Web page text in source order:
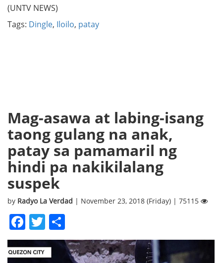
(UNTV NEWS)
Tags: Dingle, Iloilo, patay
Mag-asawa at labing-isang
taong gulang na anak,
patay sa pamamaril ng
hindi pa nakikilalang
suspek
by Radyo La Verdad | November 23, 2018 (Friday) | 75115
Facebook
Twitter